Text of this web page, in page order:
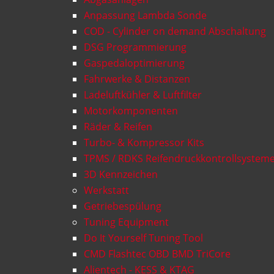
Anpassung Lambda Sonde
COD - Cylinder on demand Abschaltung
DSG Programmierung
Gaspedaloptimierung
Fahrwerke & Distanzen
Ladeluftkühler & Luftfilter
Motorkomponenten
Räder & Reifen
Turbo- & Kompressor Kits
TPMS / RDKS
3D Kennzeichen
Werkstatt
Getriebespülung
Tuning Equipment
Do It Yourself Tuning Tool
CMD Flashtec OBD BMD TriCore
Alientech - KESS & KTAG